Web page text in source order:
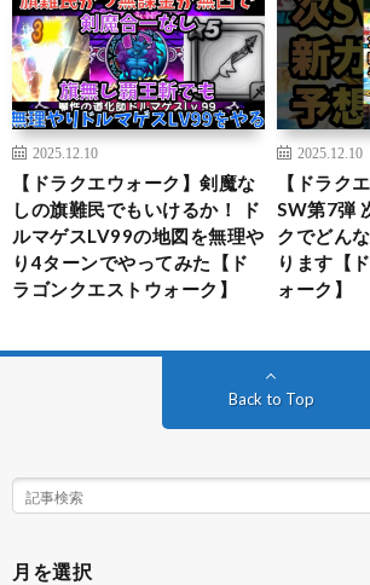
2025.12.10
【ドラクエウォーク】剣魔な
しの旗難民でもいけるか！ ド
ルマゲスLV99の地図を無理や
り4ターンでやってみた【ド
ラゴンクエストウォーク】
2025.12.10
【ドラク
SW第7弾
クでどん
ります【
ォーク】
Back to Top
月を選択